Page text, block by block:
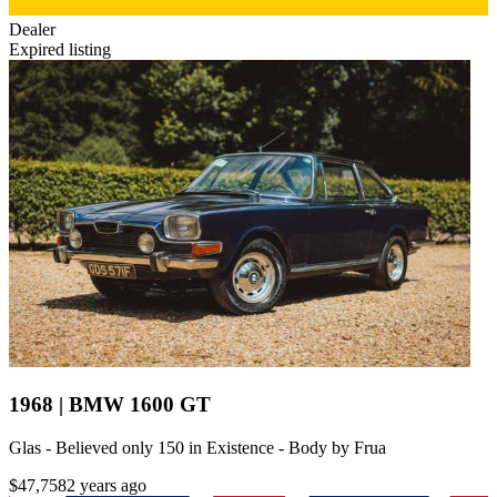
Dealer
Expired listing
1968 | BMW 1600 GT
Glas - Believed only 150 in Existence - Body by Frua
$47,7582 years ago